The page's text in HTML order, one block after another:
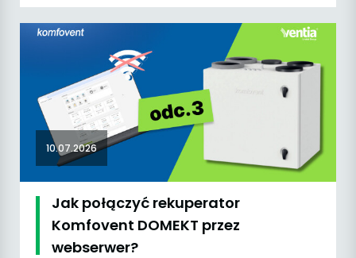
10.07.2026
Jak połączyć rekuperator
Komfovent DOMEKT przez
webserwer?